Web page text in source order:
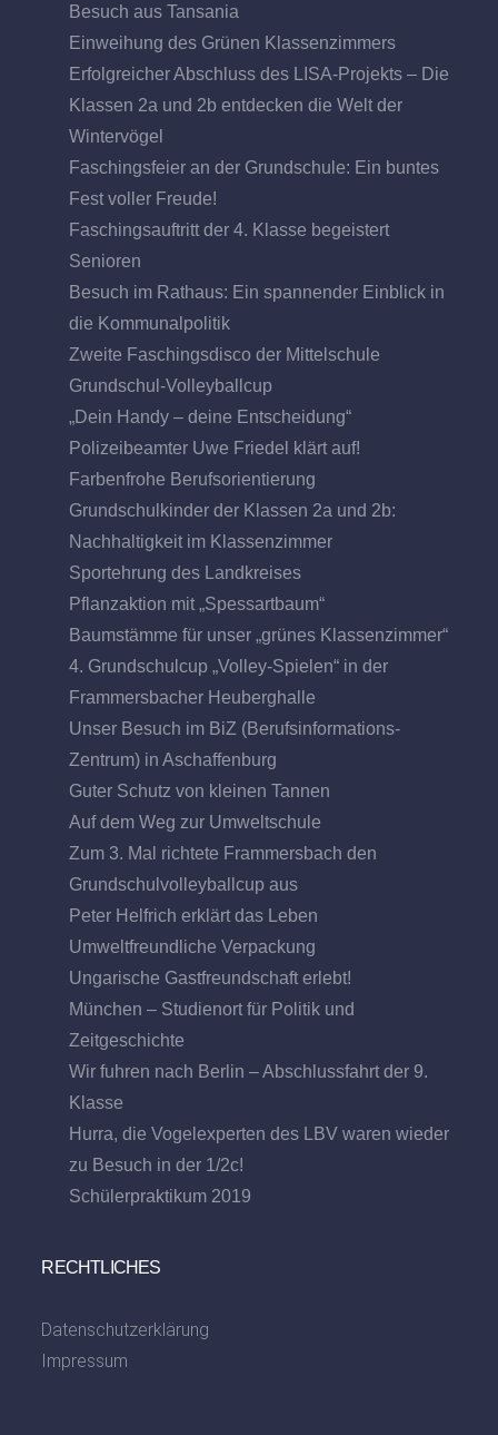
Besuch aus Tansania
Einweihung des Grünen Klassenzimmers
Erfolgreicher Abschluss des LISA-Projekts – Die
Klassen 2a und 2b entdecken die Welt der
Wintervögel
Faschingsfeier an der Grundschule: Ein buntes
Fest voller Freude!
Faschingsauftritt der 4. Klasse begeistert
Senioren
Besuch im Rathaus: Ein spannender Einblick in
die Kommunalpolitik
Zweite Faschingsdisco der Mittelschule
Grundschul-Volleyballcup
„Dein Handy – deine Entscheidung“
Polizeibeamter Uwe Friedel klärt auf!
Farbenfrohe Berufsorientierung
Grundschulkinder der Klassen 2a und 2b:
Nachhaltigkeit im Klassenzimmer
Sportehrung des Landkreises
Pflanzaktion mit „Spessartbaum“
Baumstämme für unser „grünes Klassenzimmer“
4. Grundschulcup „Volley-Spielen“ in der
Frammersbacher Heuberghalle
Unser Besuch im BiZ (Berufsinformations-
Zentrum) in Aschaffenburg
Guter Schutz von kleinen Tannen
Auf dem Weg zur Umweltschule
Zum 3. Mal richtete Frammersbach den
Grundschulvolleyballcup aus
Peter Helfrich erklärt das Leben
Umweltfreundliche Verpackung
Ungarische Gastfreundschaft erlebt!
München – Studienort für Politik und
Zeitgeschichte
Wir fuhren nach Berlin – Abschlussfahrt der 9.
Klasse
Hurra, die Vogelexperten des LBV waren wieder
zu Besuch in der 1/2c!
Schülerpraktikum 2019
RECHTLICHES
Datenschutzerklärung
Impressum